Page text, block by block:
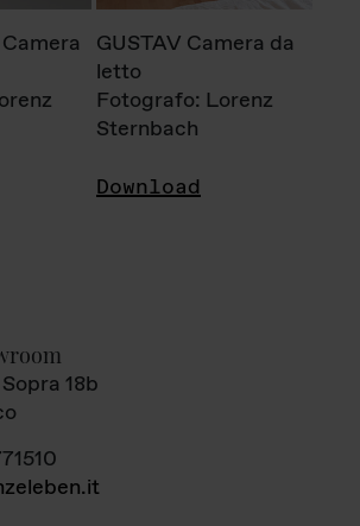
GUSTAV Camera da
letto
Fotografo: Lorenz
Sternbach
Download
18b